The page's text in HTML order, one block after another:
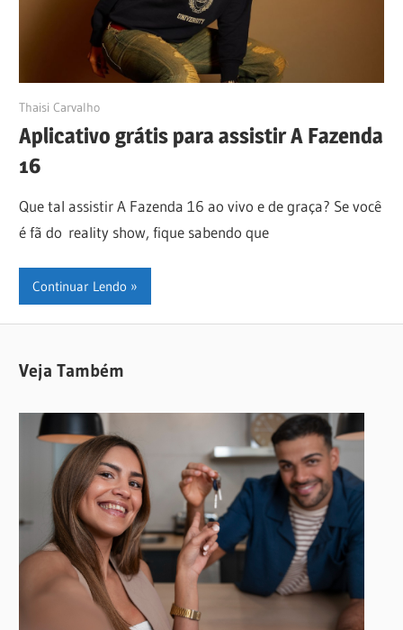
26/09/2024
Thaisi Carvalho
Aplicativo grátis para assistir A Fazenda
16
Que tal assistir A Fazenda 16 ao vivo e de graça? Se você
é fã do reality show, fique sabendo que
Continuar Lendo
Veja Também